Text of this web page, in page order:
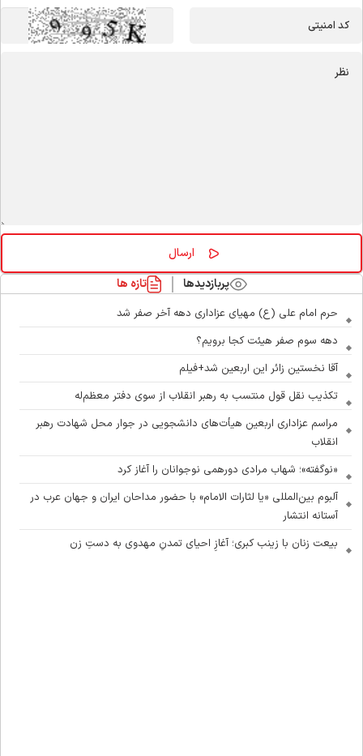
پربازدیدها تازه ها
حرم امام علی (ع) مهیای عزاداری دهه آخر صفر شد
دهه سوم صفر هیئت کجا برویم؟
آقا نخستین زائر این اربعین شد+فیلم
تکذیب نقل قول منتسب به رهبر انقلاب از سوی دفتر معظم‌له
مراسم عزاداری اربعین هیأت‌های دانشجویی در جوار محل شهادت رهبر
انقلاب
«نوگفته»؛ شهاب مرادی دورهمی نوجوانان را آغاز کرد
آلبوم بین‌المللی «یا لثارات الامام» با حضور مداحان ایران و جهان عرب در
آستانه انتشار
بیعت زنان با زینب کبری؛ آغازِ احیای تمدنِ مهدوی به دستِ زن